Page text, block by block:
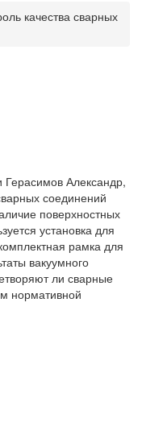
качества сварных
Александр,
соединений
поверхностных
установка для
рамка для
вакуумного
ли сварные
нормативной